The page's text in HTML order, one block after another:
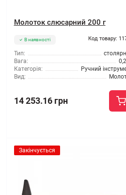
Молоток слюсарний 200 г
В наявності Код товару:
Тип:
Вага:
Категорія:
Ручний
Вид:
14 253.16 грн
Закінчується